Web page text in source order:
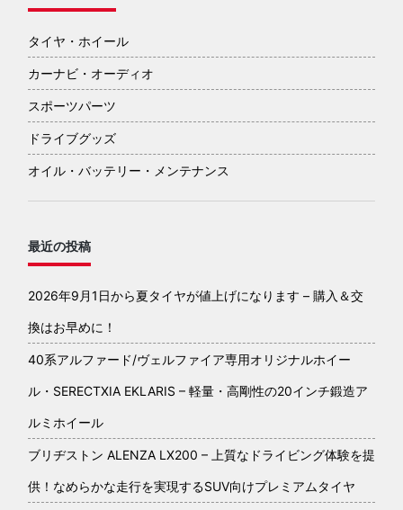
タイヤ・ホイール
カーナビ・オーディオ
スポーツパーツ
ドライブグッズ
オイル・バッテリー・メンテナンス
最近の投稿
2026年9月1日から夏タイヤが値上げになります – 購入＆交
換はお早めに！
40系アルファード/ヴェルファイア専用オリジナルホイー
ル・SERECTXIA EKLARIS – 軽量・高剛性の20インチ鍛造ア
ルミホイール
ブリヂストン ALENZA LX200 – 上質なドライビング体験を提
供！なめらかな走行を実現するSUV向けプレミアムタイヤ